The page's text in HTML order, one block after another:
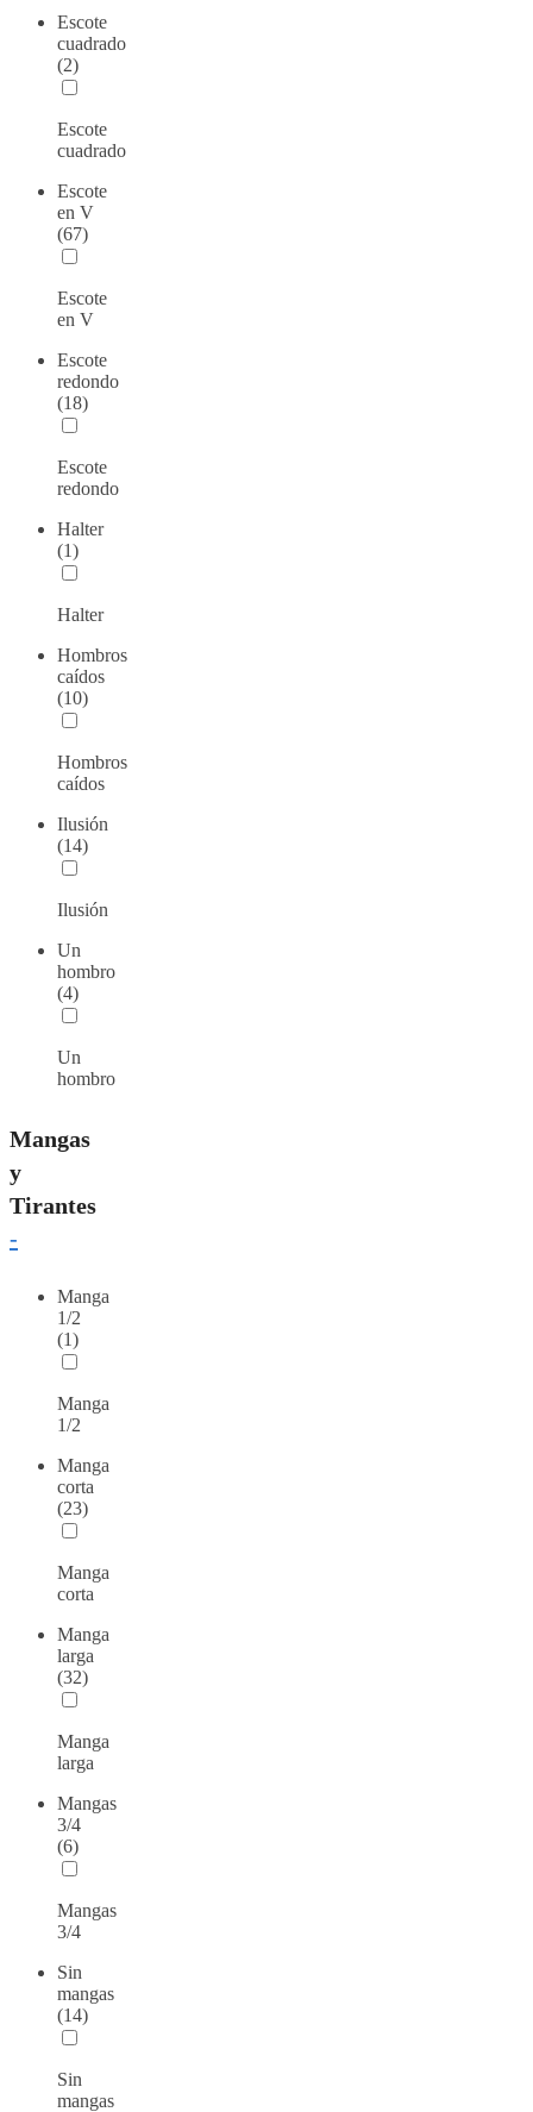
Escote
cuadrado
(2)
Escote
cuadrado
Escote
en V
(67)
Escote
en V
Escote
redondo
(18)
Escote
redondo
Halter
(1)
Halter
Hombros
caídos
(10)
Hombros
caídos
Ilusión
(14)
Ilusión
Un
hombro
(4)
Un
hombro
Mangas
y
Tirantes
-
Manga
1/2
(1)
Manga
1/2
Manga
corta
(23)
Manga
corta
Manga
larga
(32)
Manga
larga
Mangas
3/4
(6)
Mangas
3/4
Sin
mangas
(14)
Sin
mangas